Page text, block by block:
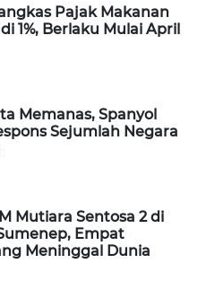
Pajak Makanan
1%, Berlaku Mulai April
Memanas, Spanyol
Sejumlah Negara
Mutiara Sentosa 2 di
Empat
Meninggal Dunia